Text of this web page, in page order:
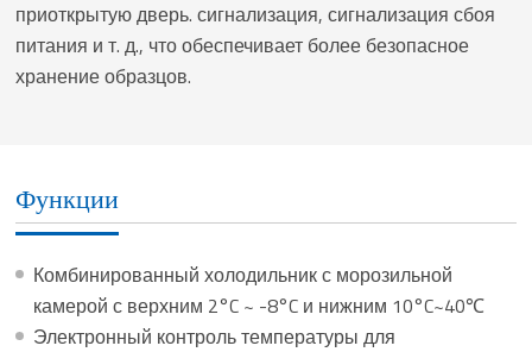
приоткрытую дверь. сигнализация, сигнализация сбоя
питания и т. д., что обеспечивает более безопасное
хранение образцов.
Функции
Комбинированный холодильник с морозильной
камерой с верхним 2°C ~ -8°C и нижним 10°C~40℃
Электронный контроль температуры для